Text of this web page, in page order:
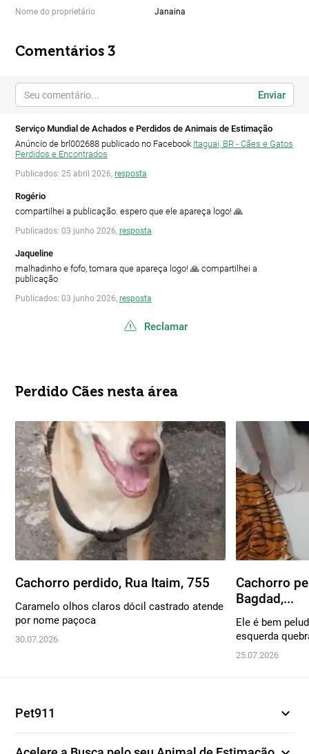
Nome do proprietário Janaina
Comentários 3
Enviar
Serviço Mundial de Achados e Perdidos de Animais de Estimação
Anúncio de brl002688 publicado no Facebook Itaguai, BR - Cães e Gatos
Perdidos e Encontrados
Publicados: 25 abril 2026, resposta
Rogério
compartilhei a publicação. espero que ele apareça logo! 🙏
Publicados: 03 junho 2026, resposta
Jaqueline
malhadinho e fofo, tomara que apareça logo! 🙏 compartilhei a
publicação
Publicados: 03 junho 2026, resposta
Reclamar
Perdido Cães nesta área
Cachorro perdido, Rua Itaim, 755
Caramelo olhos claros dócil castrado atende
por nome paçoca
30.07.2026
Cachorro
Bagdad,...
Ele é bem
esquerda
25.07.2026
Pet911 expand_more